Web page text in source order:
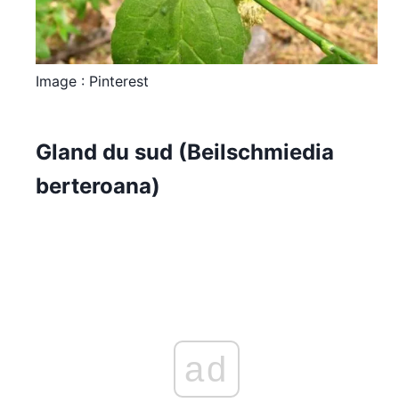
Image : Pinterest
Gland du sud (Beilschmiedia
berteroana)
ad